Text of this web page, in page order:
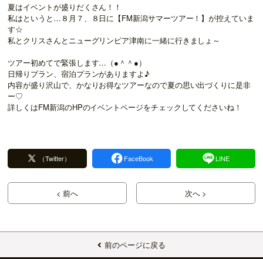
夏はイベントが盛りだくさん！！
私はというと…８月７、８日に【FM新潟サマーツアー！ 】が控えていま
す☆
私とクリスさんとニューグリンピア津南に一緒に行きましょ～
ツアー初めてで緊張します…（●＾＾●）
日帰りプラン、宿泊プランがありますよ♪
内容が盛り沢山で、かなりお得なツアーなので夏の思い出づくりに是非
ー♡
詳しくはFM新潟のHPのイベントページをチェックしてくださいね！
（Twitter） FaceBook LINE
< 前へ 次へ >
前のページに戻る